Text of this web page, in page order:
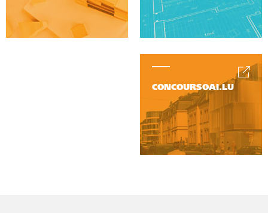
CONCOURSOAI.LU